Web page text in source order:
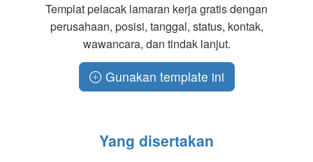
Templat pelacak lamaran kerja gratis dengan
perusahaan, posisi, tanggal, status, kontak,
wawancara, dan tindak lanjut.
Gunakan template ini
Yang disertakan